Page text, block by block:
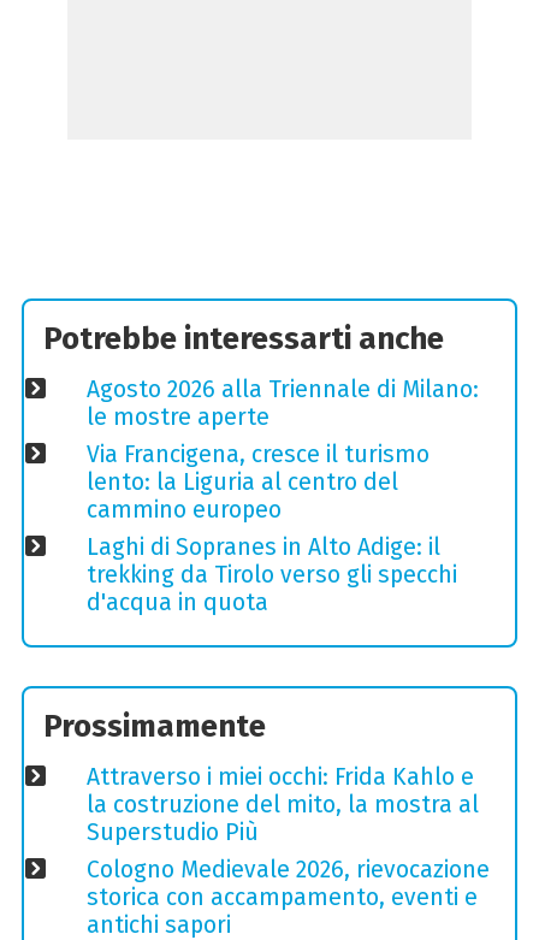
Potrebbe interessarti anche
Agosto 2026 alla Triennale di Milano:
le mostre aperte
Via Francigena, cresce il turismo
lento: la Liguria al centro del
cammino europeo
Laghi di Sopranes in Alto Adige: il
trekking da Tirolo verso gli specchi
d'acqua in quota
Prossimamente
Attraverso i miei occhi: Frida Kahlo e
la costruzione del mito, la mostra al
Superstudio Più
Cologno Medievale 2026, rievocazione
storica con accampamento, eventi e
antichi sapori